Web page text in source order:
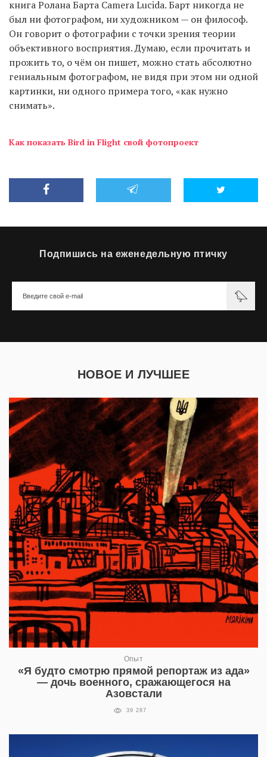
книга Ролана Барта Camera Lucida. Барт никогда не
был ни фотографом, ни художником — он философ.
Он говорит о фотографии с точки зрения теории
объективного восприятия. Думаю, если прочитать и
прожить то, о чём он пишет, можно стать абсолютно
гениальным фотографом, не видя при этом ни одной
картинки, ни одного примера того, «как нужно
снимать».
Как показать Bird in Flight свой фотопроект
Подпишись на еженедельную птичку
НОВОЕ И ЛУЧШЕЕ
Опыт
«Я будто смотрю прямой репортаж из ада»
— дочь военного, сражающегося на
Азовстали
39 287